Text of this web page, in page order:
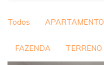
Todos APARTAMENTO
FAZENDA TERRENO